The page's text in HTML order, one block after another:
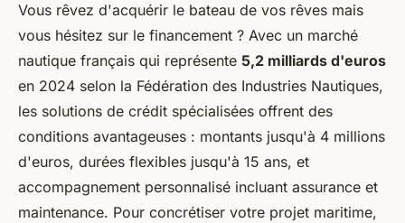
armand•17 décembre 2025 •7 min de lecture
Vous rêvez d'acquérir le bateau de vos rêves mais
vous hésitez sur le financement ? Avec un marché
nautique français qui représente 5,2 milliards d'euros
en 2024 selon la Fédération des Industries Nautiques,
les solutions de crédit spécialisées offrent des
conditions avantageuses : montants jusqu'à 4 millions
d'euros, durées flexibles jusqu'à 15 ans, et
accompagnement personnalisé incluant assurance et
maintenance. Pour concrétiser votre projet maritime,